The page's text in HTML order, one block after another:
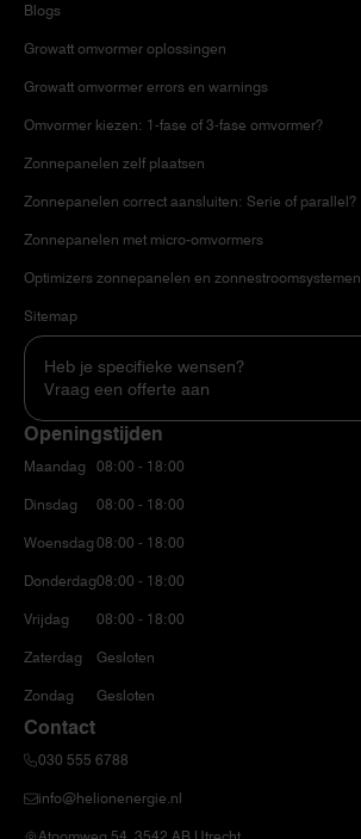
Blogs
Growatt omvormer oplossingen
Growatt omvormer errors en warnings
Omvormer kiezen: 1-fase of 3-fase omvormer?
Zonnepanelen zelf plaatsen
Zonnepanelen correct aansluiten: Serie of parallel?
Zonnepanelen met micro-omvormers
Optimizers zonnepanelen en zonnestroomsystemen
Sitemap
Heb je specifieke wensen?
Vraag een offerte aan
Openingstijden
Maandag
Dinsdag
Woensdag
Donderdag
Vrijdag
Zaterdag
Zondag
08:00 - 18:00
08:00 - 18:00
08:00 - 18:00
08:00 - 18:00
08:00 - 18:00
Gesloten
Gesloten
Contact
030 555 6788
info@helionenergie.nl